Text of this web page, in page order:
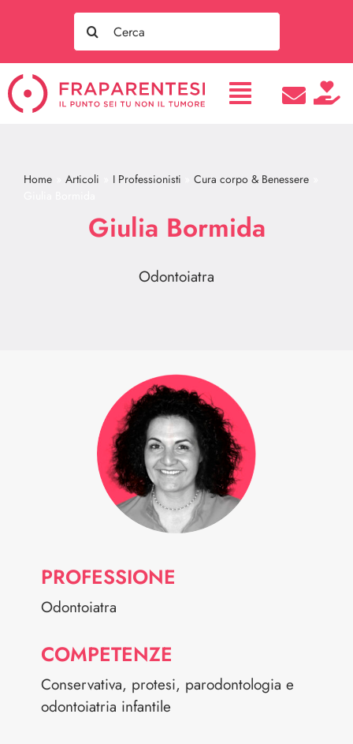
Search
for:
Home Articoli I Professionisti
Cura corpo & Benessere
Giulia Bormida
Odontoiatra
PROFESSIONE
Odontoiatra
COMPETENZE
Conservativa, protesi, parodontologia e
odontoiatria infantile